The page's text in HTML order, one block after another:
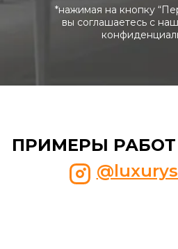
*нажимая на кнопку
вы соглашаетесь с
ПРИМЕРЫ